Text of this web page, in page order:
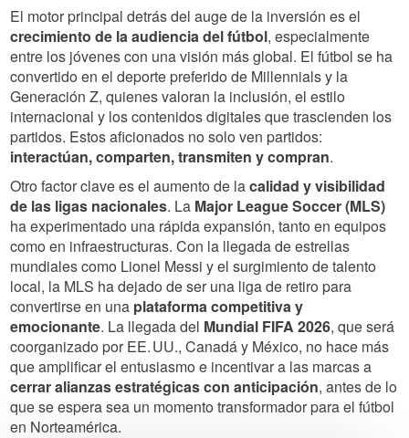
El motor principal detrás del auge de la inversión es el
crecimiento de la audiencia del fútbol, especialmente
entre los jóvenes con una visión más global. El fútbol se ha
convertido en el deporte preferido de Millennials y la
Generación Z, quienes valoran la inclusión, el estilo
internacional y los contenidos digitales que trascienden los
partidos. Estos aficionados no solo ven partidos:
interactúan, comparten, transmiten y compran.
Otro factor clave es el aumento de lacalidad y visibilidad
de las ligas nacionales. La Major League Soccer (MLS)
ha experimentado una rápida expansión, tanto en equipos
como en infraestructuras. Con la llegada de estrellas
mundiales como Lionel Messi y el surgimiento de talento
local, la MLS ha dejado de ser una liga de retiro para
convertirse en una plataforma competitiva y
emocionante. La llegada del Mundial FIFA 2026, que será
coorganizado por EE. UU., Canadá y México, no hace más
que amplificar el entusiasmo e incentivar a las marcas a
cerrar alianzas estratégicas con anticipación, antes de lo
que se espera sea un momento transformador para el fútbol
en Norteamérica.